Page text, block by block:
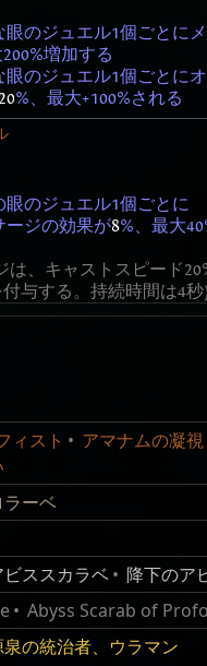
のジュエル1個ごとに
増加する
のジュエル1個ごとに
%、最大+100%される
のジュエル1個ごとに
ージの効果が8%、最大
、キャストスピード
与する。持続時間は4秒
コラプト状態であ
てリーチする
する
率+#%
%増加する
ルダメージ倍率+#%
マップで見つかるア
マップで見つかるア
アビスの宝箱がドロ
なる
can be found by
an Abyss
to jewels, but with a
Sockets on
ィスト アマナムの凝視
ーベ
ススカラベ
降下のア
Abyss Scarab of
泉の統治者、ウラマン